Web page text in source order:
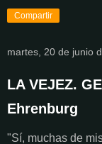
Compartir
martes, 20 de junio
LA VEJEZ.
Ehrenburg
"Sí, muchas de